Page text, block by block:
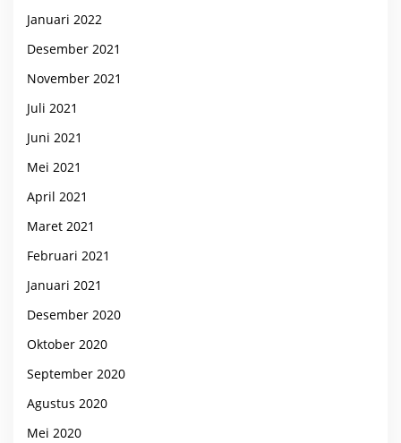
Januari 2022
Desember 2021
November 2021
Juli 2021
Juni 2021
Mei 2021
April 2021
Maret 2021
Februari 2021
Januari 2021
Desember 2020
Oktober 2020
September 2020
Agustus 2020
Mei 2020